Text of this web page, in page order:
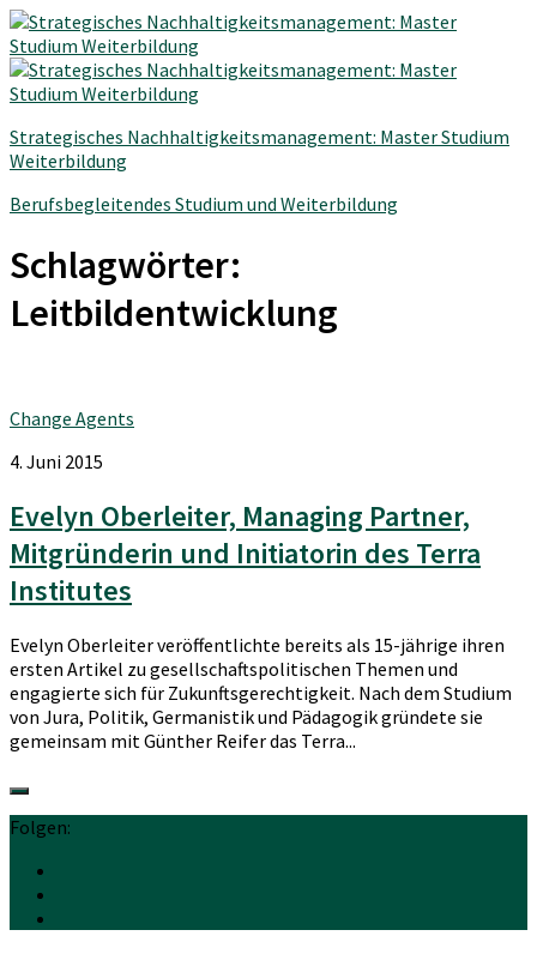
Strategisches Nachhaltigkeitsmanagement: Master Studium
Weiterbildung
Berufsbegleitendes Studium und Weiterbildung
Schlagwörter:
Leitbildentwicklung
Change Agents
4. Juni 2015
Evelyn Oberleiter, Managing Partner,
Mitgründerin und Initiatorin des Terra
Institutes
Evelyn Oberleiter veröffentlichte bereits als 15-jährige ihren
ersten Artikel zu gesellschaftspolitischen Themen und
engagierte sich für Zukunftsgerechtigkeit. Nach dem Studium
von Jura, Politik, Germanistik und Pädagogik gründete sie
gemeinsam mit Günther Reifer das Terra...
Folgen: